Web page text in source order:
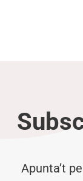
Apunta’t